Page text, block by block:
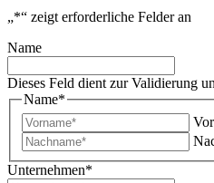
„*“ zeigt erforderliche Felder an
Name
Dieses Feld dient zur Validierung
Name*
Unternehmen*